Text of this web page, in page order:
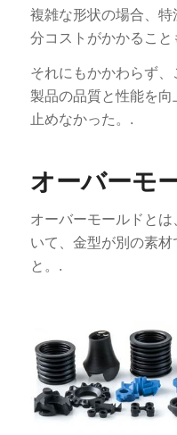
複雑な形状の場合、
分コストがかかること
それにもかかわらず、
製品の品質と性能を
止めなかった。.
オーバーモ
オーバーモールドと
いて、金型が別の素
と。.